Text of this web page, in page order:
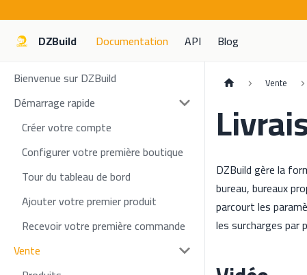
DZBuild Documentation API Blog
Bienvenue sur DZBuild
Démarrage rapide
Créer votre compte
Configurer votre première boutique
Tour du tableau de bord
Ajouter votre premier produit
Recevoir votre première commande
Vente
Vente
DZBuild gère la
bureau, bureaux
parcourt les
les surcharges par